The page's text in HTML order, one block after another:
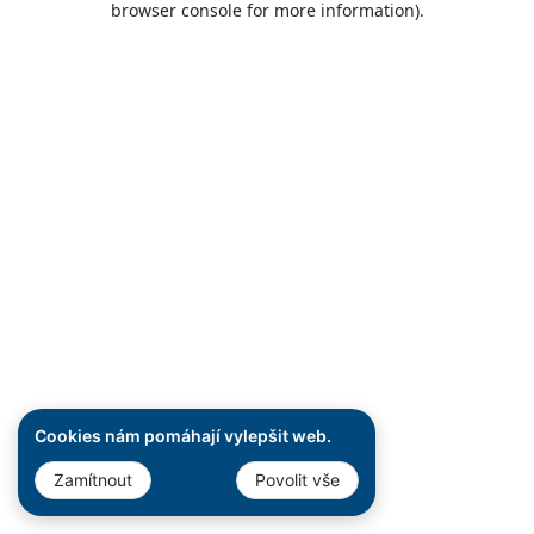
Cookies nám pomáhají vylepšit web.
Zamítnout Povolit vše
browser console for more information).